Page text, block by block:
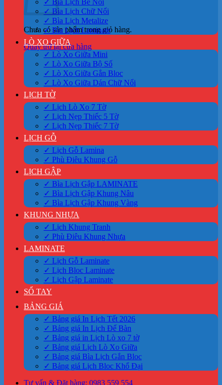
Chưa có sản phẩm trong giỏ hàng.
Quay trở lại cửa hàng
✓ Bìa Lịch Bế Nổi
✓ Bìa Lịch Chữ Nổi
✓ Bìa Lịch Metalize
✓ Bìa Lịch Laminate
LÒ XO GIỮA
✓ Lò Xo Giữa Mini
✓ Lò Xo Giữa Bộ Số
✓ Lò Xo Giữa Gắn Bloc
✓ Lò Xo Giữa Dán Chữ Nổi
LỊCH TỜ
✓ Lịch Lò Xo 7 Tờ
✓ Lịch Nẹp Thiếc 5 Tờ
✓ Lịch Nẹp Thiếc 7 Tờ
LỊCH GỖ
✓ Lịch Gỗ Lamina
✓ Phù Điêu Khung Gỗ
LỊCH GẬP
✓ Bìa Lịch Gập LAMINATE
✓ Bìa Lịch Gập Khung Nâu
✓ Bìa Lịch Gập Khung Vàng
KHUNG NHỰA
✓ Lịch Khung Tranh
✓ Phù Điêu Khung Nhựa
LAMINATE
✓ Lịch Gỗ Laminate
✓ Lịch Bloc Laminate
✓ Lịch Gập Laminate
SỔ TAY
BẢNG GIÁ
✓ Bảng giá In Lịch Tết 2026
✓ Bảng giá In Lịch Để Bàn
✓ Bảng giá in Lịch Lò xo 7 tờ
✓ Bảng giá Lịch Lò Xo Giữa
✓ Bảng giá Bìa Lịch Gắn Bloc
✓ Bảng giá Lịch Bloc Khổ Đại
Tư vấn & Đặt hàng: 0983 559 554